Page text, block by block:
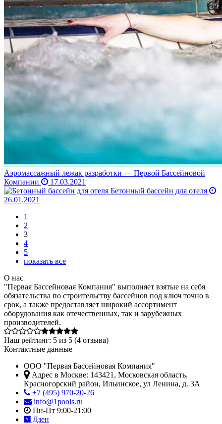
Аэромассажный лежак разработки — Первой Бассейновой
Компании
17.03.2021
Бетонный бассейн для отеля
26.01.2021
1
2
3
4
5
показать все
О нас
"Первая Бассейновая Компания" выполняет взятые на себя
обязательства по строительству бассейнов под ключ точно в
срок, а также предоставляет широкий ассортимент
оборудования как отечественных, так и зарубежных
производителей.
Наш рейтинг: 5 из 5 (4 отзыва)
Контактные данные
ООО "Первая Бассейновая Компания"
Адрес в Москве: 143421 , Московская область,
Красногорский район, Ильинское, ул Ленина, д. 3А
+7 (495) 970-20-26
info@1pools.ru
Пн-Пт 9:00-21:00
Дзен